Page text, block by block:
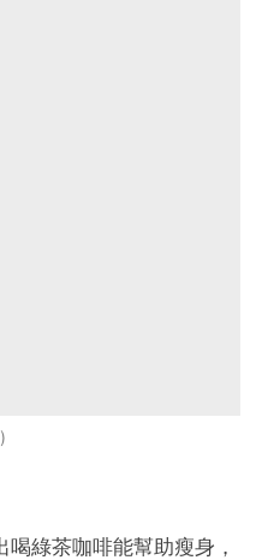
綠茶咖啡能幫助瘦身，